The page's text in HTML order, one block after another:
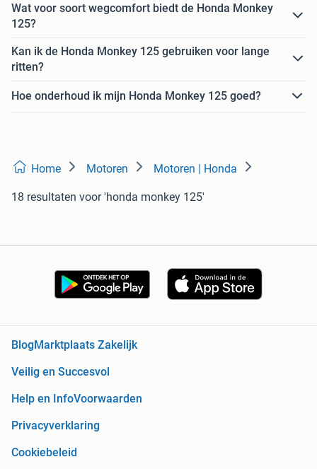
Wat voor soort wegcomfort biedt de Honda Monkey
125?
Kan ik de Honda Monkey 125 gebruiken voor lange
ritten?
Hoe onderhoud ik mijn Honda Monkey 125 goed?
Home Motoren Motoren | Honda
18 resultaten voor 'honda monkey 125'
BlogMarktplaats Zakelijk
Veilig en Succesvol
Help en InfoVoorwaarden
Privacyverklaring
Cookiebeleid